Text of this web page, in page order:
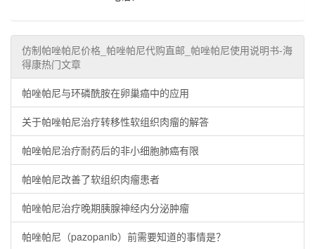
仿制帕唑帕尼价格_帕唑帕尼代购直邮_帕唑帕尼使用说明书-海
得康热门文章
帕唑帕尼与环磷酰胺在卵巢癌中的应用
关于帕唑帕尼治疗转移性软组织肉瘤的解答
帕唑帕尼治疗耐药后的非小细胞肺癌有限
帕唑帕尼改善了软组织肉瘤患者
帕唑帕尼治疗晚期胰腺神经内分泌肿瘤
帕唑帕尼（pazopanib）前需要知道的事情是？